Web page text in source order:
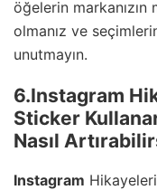
öğelerin markanızın
olmanız ve
unutmayın.
6.Instagram
Sticker
Nasıl
Instagram